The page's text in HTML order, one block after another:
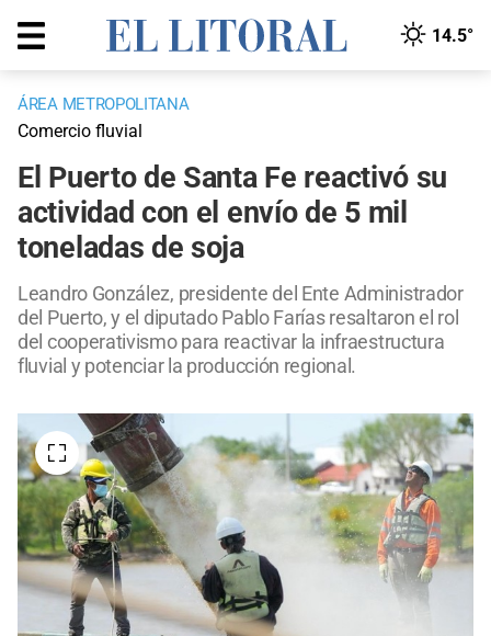
14.5°
ÁREA METROPOLITANA
Comercio fluvial
El Puerto de Santa Fe reactivó su
actividad con el envío de 5 mil
toneladas de soja
Leandro González, presidente del Ente Administrador
del Puerto, y el diputado Pablo Farías resaltaron el rol
del cooperativismo para reactivar la infraestructura
fluvial y potenciar la producción regional.